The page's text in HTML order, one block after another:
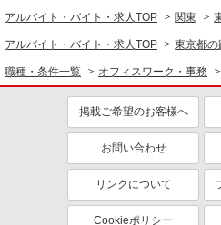
アルバイト・バイト・求人TOP 関東
アルバイト・バイト・求人TOP 東京都の
職種・条件一覧 オフィスワーク・事務
掲載ご希望のお客様へ
お問い合わせ
リンクについて
Cookieポリシー